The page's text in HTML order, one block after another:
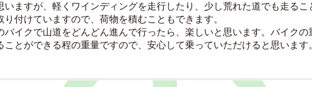
ますが、軽くワインディングを走行したり、少し荒れた道でも走るこ
付けていますので、荷物を積むこともできます。
イクで山道をどんどん進んで行ったら、楽しいと思います。バイクの
とができる程の重量ですので、安心して乗っていただけると思います